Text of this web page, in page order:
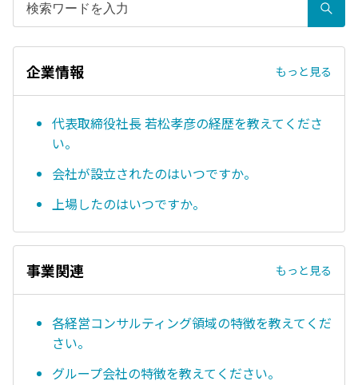
企業情報 もっと見る
代表取締役社長 若松孝彦の経歴を教えてくださ
い。
会社が設立されたのはいつですか。
上場したのはいつですか。
事業関連 もっと見る
各経営コンサルティング領域の特徴を教えてくだ
さい。
グループ会社の特徴を教えてください。